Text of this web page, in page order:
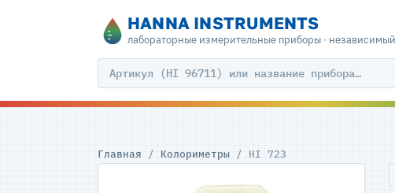
HANNA INSTRUMENTS
лабораторные измерительные приборы ·
Главная / Колориметры / HI 723